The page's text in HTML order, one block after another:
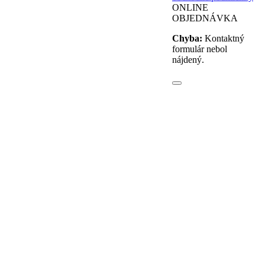
ONLINE
OBJEDNÁVKA
Chyba: Kontaktný
formulár nebol
nájdený.